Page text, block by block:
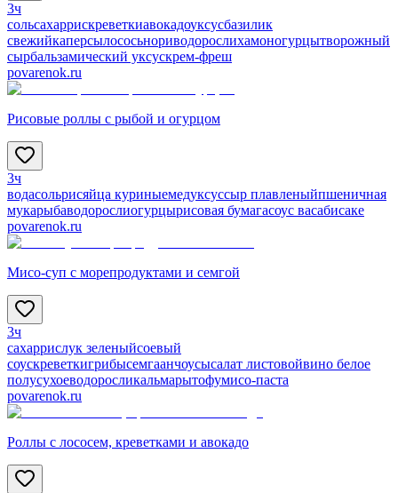
3ч
сольсахаррискреветкиавокадоуксусбазилик
свежийкаперсылососьнориводорослихамоногурцытворожный
сырбальзамический уксускрем-фреш
povarenok.ru
Рисовые роллы с рыбой и огурцом
3ч
водасольрисяйца куриныемедуксуссыр плавленыйпшеничная
мукарыбаводорослиогурцырисовая бумагасоус васабисаке
povarenok.ru
Мисо-суп с морепродуктами и семгой
3ч
сахаррислук зеленыйсоевый
соускреветкигрибысемгаанчоусысалат листовойвино белое
полусухоеводоросликальмарытофумисо-паста
povarenok.ru
Роллы с лососем, креветками и авокадо